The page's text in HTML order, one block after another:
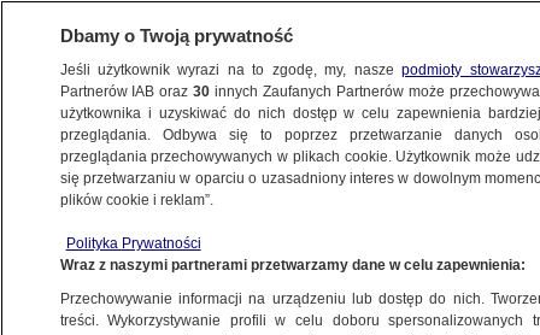
BIZNES
MOTO
wnioski
26.06.2020, 10:38
Dbamy o Twoją prywatność
Jeśli użytkownik wyrazi na to zgodę, my, naszepodmioty
Partnerów IAB oraz30 innych Zaufanych Partnerów może
użytkownika i uzyskiwać do nich dostęp w celu zapewnienia
przeglądania. Odbywa się to poprzez przetwarzanie danych
przeglądania przechowywanych w plikach cookie. Użytkownik może
się przetwarzaniu w oparciu o uzasadniony interes w dowolnym
plików cookie i reklam”.
Polityka Prywatności
Wraz z naszymi partnerami przetwarzamy dane w celu zapewnienia:
Przechowywanie informacji na urządzeniu lub dostęp do nich.
treści. Wykorzystywanie profili w celu doboru spersonalizowanych